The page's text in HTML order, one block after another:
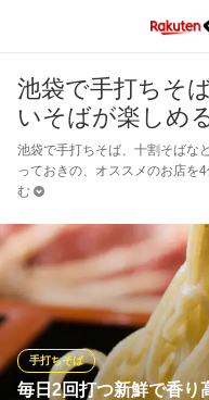
池袋で手打ちそ
いそばが楽しめ
池袋で手打ちそば、十割そばな
っておきの、オススメのお店を
む
毎日2回打つ新鮮で香り
手打ちそば